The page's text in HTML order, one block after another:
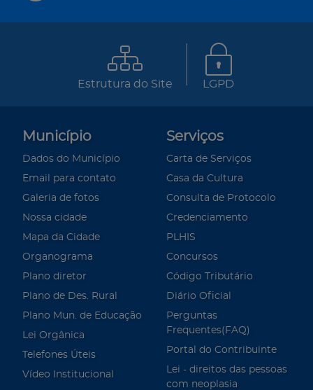
Estrutura do Site LGPD
Município
Dados do Município
Email para contato
Galeria de fotos
Nossa cidade
Mapa da Cidade
Organograma
Plano diretor
Plano de Des. Rural
Plano Mun. de Educação
Lei Orgânica
Telefones Úteis
Vídeo Institucional
Serviços
Carta de Serviços
Casa da Cultura
Consulta de Protocolo
Credenciamento
PLHIS
Concursos
Código Tributário
Diário Oficial
Perguntas
Frequentes(FAQ)
Portal do Contribuinte
Lei - direitos das pessoas
com neoplasia